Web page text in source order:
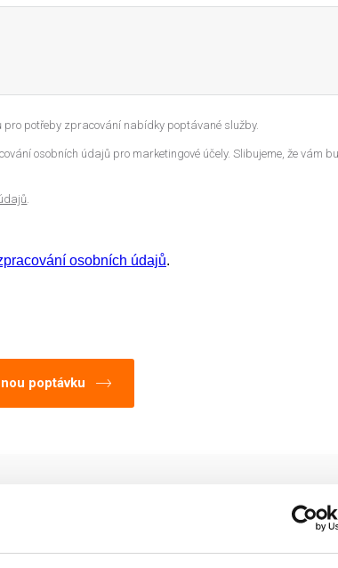
potřeby zpracování nabídky poptávané služby.
osobních údajů pro marketingové účely. Slibujeme, že vám
.
osobních údajů.